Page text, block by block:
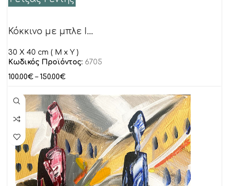
Κόκκινο με μπλε I…
30 Χ 40 cm ( M x Y )
Κωδικός Προϊόντος: 6705
100.00€ – 150.00€